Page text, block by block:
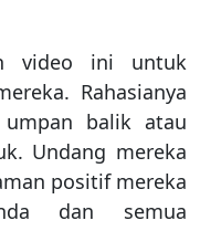
video ini untuk
Rahasianya
balik atau
Undang mereka
positif mereka
dan semua